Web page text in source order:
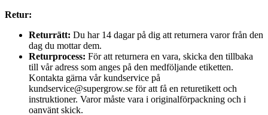
Retur:
Returrätt: Du har 14 dagar på dig att returnera varor från den
dag du mottar dem.
Returprocess: För att returnera en vara, skicka den tillbaka
till vår adress som anges på den medföljande etiketten.
Kontakta gärna vår kundservice på
kundservice@supergrow.se för att få en returetikett och
instruktioner. Varor måste vara i originalförpackning och i
oanvänt skick.